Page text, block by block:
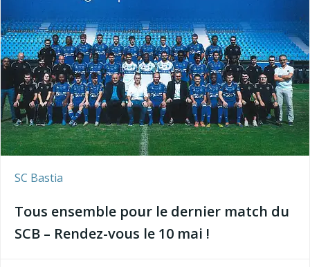
SC Bastia
Tous ensemble pour le dernier match du
SCB – Rendez-vous le 10 mai !